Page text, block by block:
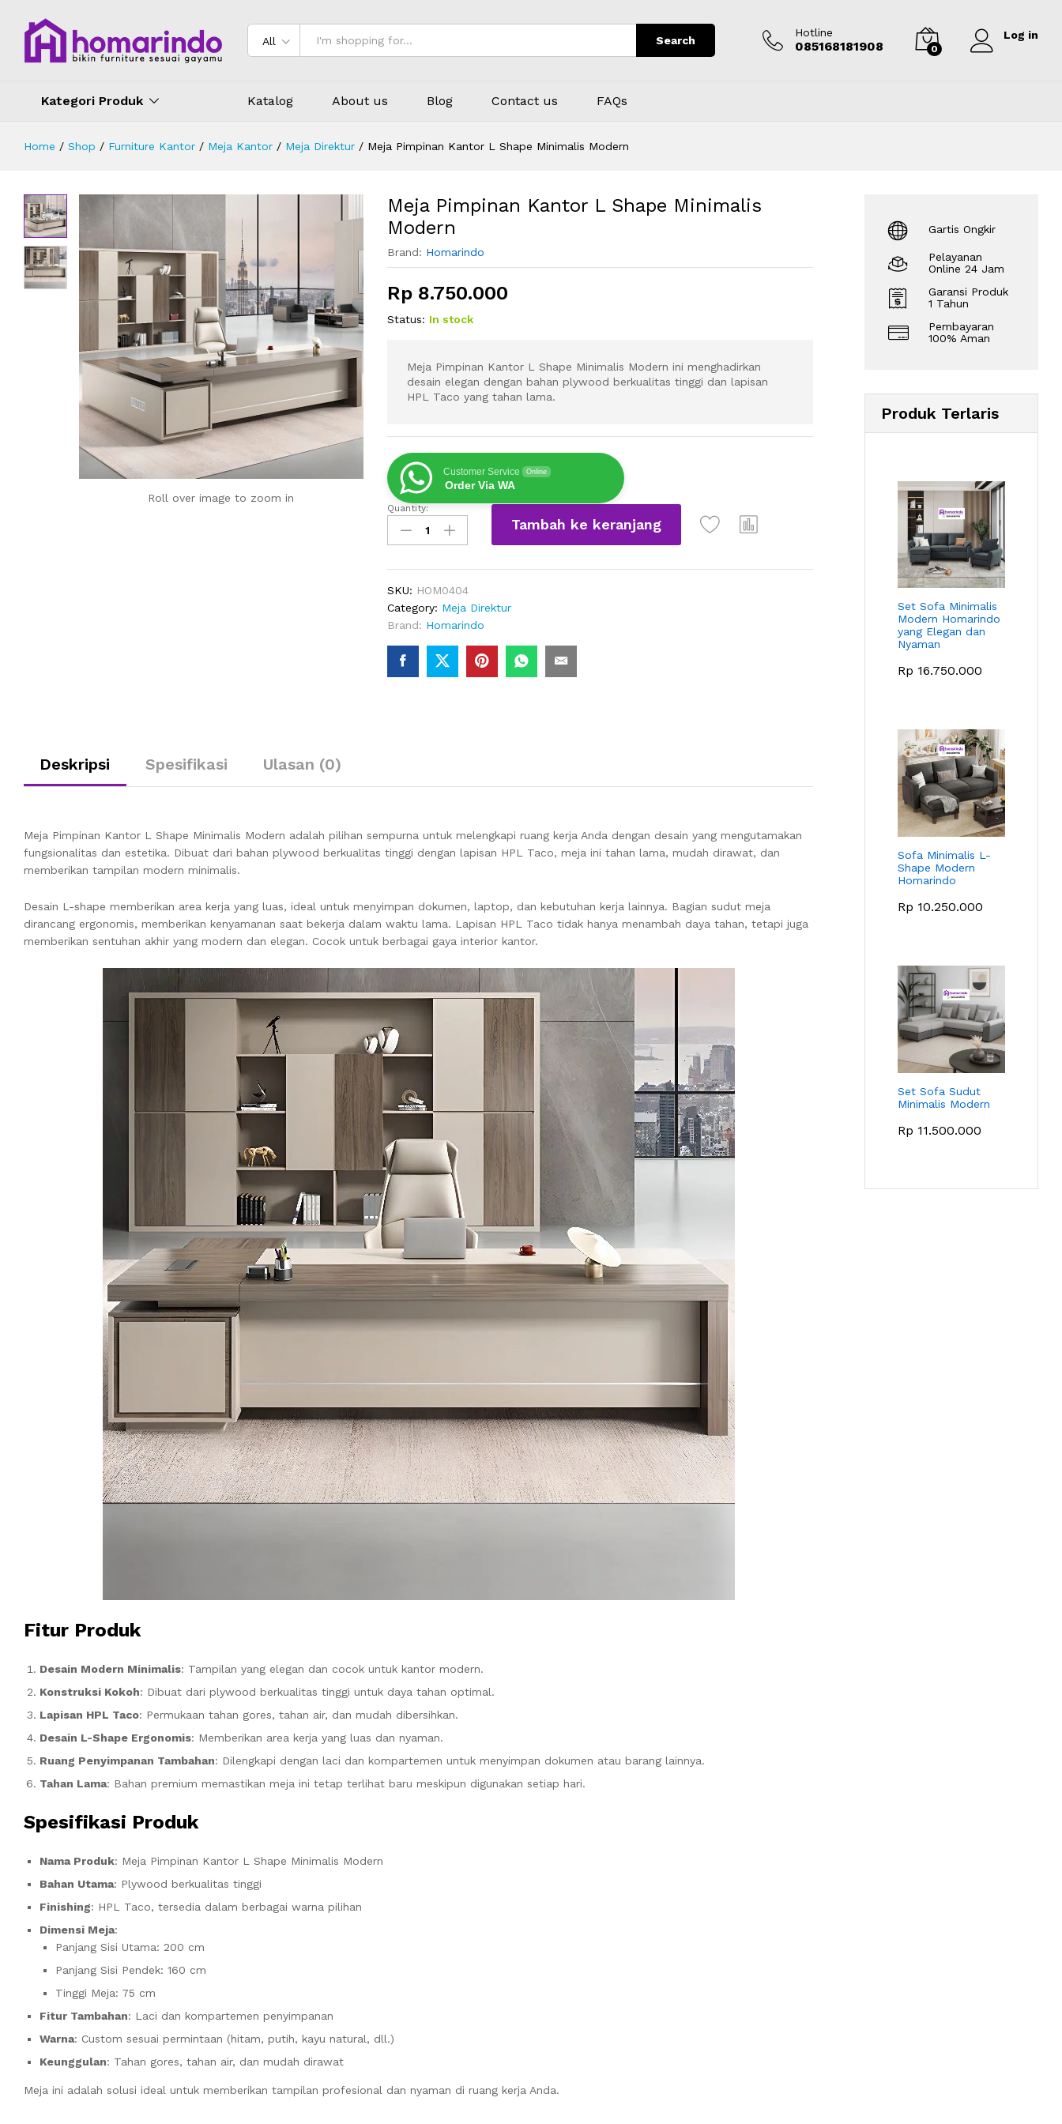
All Search
Hotline
085168181908 0
Log in
Kategori Produk Katalog About us Blog Contact us FAQs
Home / Shop / Furniture Kantor / Meja Kantor / Meja Direktur / Meja Pimpinan Kantor L Shape Minimalis Modern
Roll over image to zoom in
Meja Pimpinan Kantor L Shape Minimalis
Modern
Brand: Homarindo
Rp8.750.000
Status: In stock
Meja Pimpinan Kantor L Shape Minimalis Modern ini menghadirkan
desain elegan dengan bahan plywood berkualitas tinggi dan lapisan
HPL Taco yang tahan lama.
Customer Service Online
Order Via WA
Meja
Pimpinan
Kantor
Minimalis
Modern
quantity
Quantity:
Tambah ke keranjang
SKU: HOM0404
Category: Meja Direktur
Brand: Homarindo
Deskripsi Spesifikasi Ulasan (0)
Meja Pimpinan Kantor L Shape Minimalis Modern adalah pilihan sempurna untuk melengkapi ruang kerja Anda dengan desain yang mengutamakan
fungsionalitas dan estetika. Dibuat dari bahan plywood berkualitas tinggi dengan lapisan HPL Taco, meja ini tahan lama, mudah dirawat, dan
memberikan tampilan modern minimalis.
Desain L-shape memberikan area kerja yang luas, ideal untuk menyimpan dokumen, laptop, dan kebutuhan kerja lainnya. Bagian sudut meja
dirancang ergonomis, memberikan kenyamanan saat bekerja dalam waktu lama. Lapisan HPL Taco tidak hanya menambah daya tahan, tetapi juga
memberikan sentuhan akhir yang modern dan elegan. Cocok untuk berbagai gaya interior kantor.
Fitur Produk
Desain Modern Minimalis: Tampilan yang elegan dan cocok untuk kantor modern.
Konstruksi Kokoh: Dibuat dari plywood berkualitas tinggi untuk daya tahan optimal.
Lapisan HPL Taco: Permukaan tahan gores, tahan air, dan mudah dibersihkan.
Desain L-Shape Ergonomis: Memberikan area kerja yang luas dan nyaman.
Ruang Penyimpanan Tambahan: Dilengkapi dengan laci dan kompartemen untuk menyimpan dokumen atau barang lainnya.
Tahan Lama: Bahan premium memastikan meja ini tetap terlihat baru meskipun digunakan setiap hari.
Spesifikasi Produk
Nama Produk: Meja Pimpinan Kantor L Shape Minimalis Modern
Bahan Utama: Plywood berkualitas tinggi
Finishing: HPL Taco, tersedia dalam berbagai warna pilihan
Dimensi Meja:
Panjang Sisi Utama: 200 cm
Panjang Sisi Pendek: 160 cm
Tinggi Meja: 75 cm
Fitur Tambahan: Laci dan kompartemen penyimpanan
Warna: Custom sesuai permintaan (hitam, putih, kayu natural, dll.)
Keunggulan: Tahan gores, tahan air, dan mudah dirawat
Meja ini adalah solusi ideal untuk memberikan tampilan profesional dan nyaman di ruang kerja Anda.
Gartis Ongkir
Pelayanan
Online 24 Jam
Garansi Produk
1 Tahun
Pembayaran
100% Aman
Produk Terlaris
Set Sofa Minimalis
Modern Homarindo
yang Elegan dan
Nyaman
Rp 16.750.000
Sofa Minimalis L-
Shape Modern
Homarindo
Rp 10.250.000
Set Sofa Sudut
Minimalis Modern
Rp 11.500.000
Ulasan (0)